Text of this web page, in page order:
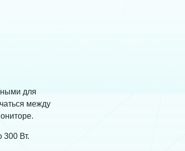
для
между
Вт.